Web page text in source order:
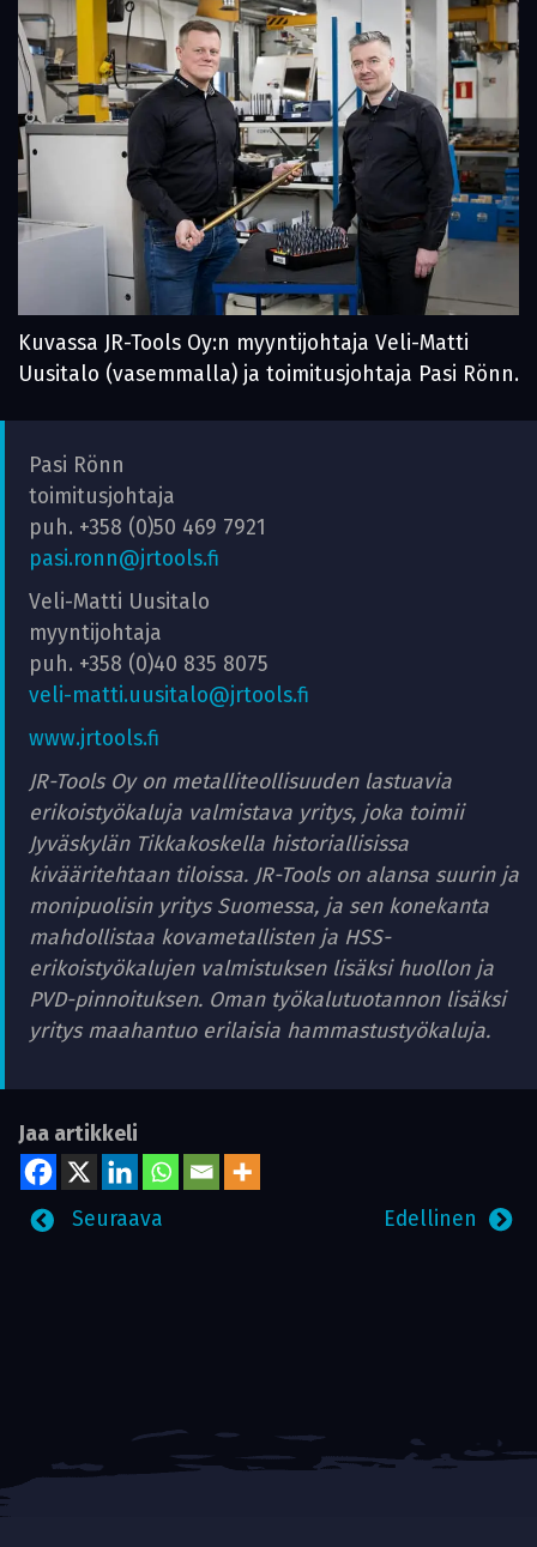
Kuvassa JR-Tools Oy:n myyntijohtaja Veli-Matti
Uusitalo (vasemmalla) ja toimitusjohtaja Pasi Rönn.
Pasi Rönn
toimitusjohtaja
puh. +358 (0)50 469 7921
pasi.ronn@jrtools.fi
Veli-Matti Uusitalo
myyntijohtaja
puh. +358 (0)40 835 8075
veli-matti.uusitalo@jrtools.fi
www.jrtools.fi
JR-Tools Oy on metalliteollisuuden lastuavia
erikoistyökaluja valmistava yritys, joka toimii
Jyväskylän Tikkakoskella historiallisissa
kivääritehtaan tiloissa. JR-Tools on alansa suurin ja
monipuolisin yritys Suomessa, ja sen konekanta
mahdollistaa kovametallisten ja HSS-
erikoistyökalujen valmistuksen lisäksi huollon ja
PVD-pinnoituksen. Oman työkalutuotannon lisäksi
yritys maahantuo erilaisia hammastustyökaluja.
Jaa artikkeli
Edellinen
Seuraava